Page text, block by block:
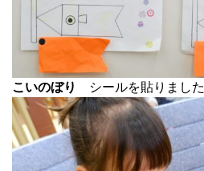
こいのぼり シールを貼りました